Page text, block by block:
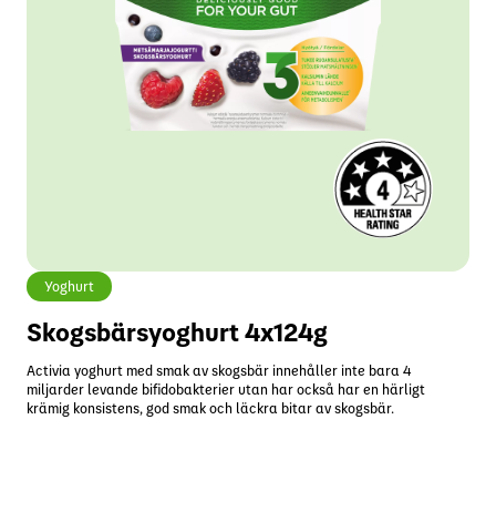
Yoghurt
Skogsbärsyoghurt 4x124g
Activia yoghurt med smak av skogsbär innehåller inte bara 4
miljarder levande bifidobakterier utan har också har en härligt
krämig konsistens, god smak och läckra bitar av skogsbär.